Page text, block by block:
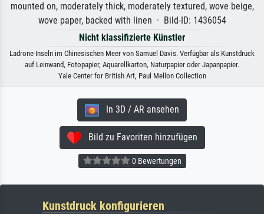
mounted on, moderately thick, moderately textured, wove beige,
wove paper, backed with linen · Bild-ID: 1436054
Nicht klassifizierte Künstler
Ladrone-Inseln im Chinesischen Meer von Samuel Davis. Verfügbar als Kunstdruck
auf Leinwand, Fotopapier, Aquarellkarton, Naturpapier oder Japanpapier.
Yale Center for British Art, Paul Mellon Collection
In 3D / AR ansehen
Bild zu Favoriten hinzufügen
0 Bewertungen
Kunstdruck konfigurieren